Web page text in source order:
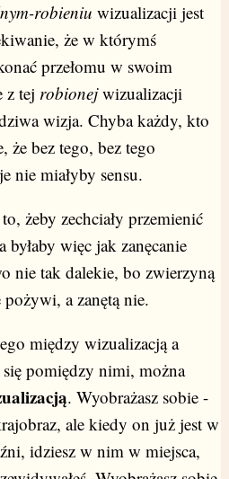
robieniu wizualizacji jest
że w którymś
przełomu w swoim
z tej robionejwizualizacji
wizja. Chyba każdy, kto
że bez tego, bez tego
nie miałyby sensu.
żeby zechciały przemienić
więc jak zanęcanie
nie tak dalekie, bo zwierzyną
a zanętą nie.
między wizualizacją a
pomiędzy nimi, można
. Wyobrażasz sobie -
ale kiedy on już jest w
idziesz w nim w miejsca,